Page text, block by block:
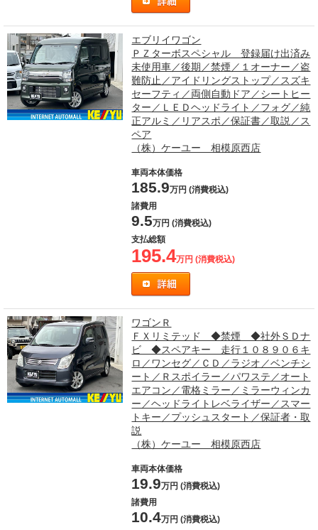
エブリイワゴン
ＰＺターボスペシャル 登録届け出済み
未使用車／後期／禁煙／１オーナー／盗
難防止／アイドリングストップ／スズキ
セーフティ／両側自動ドア／シートヒー
ター／ＬＥＤヘッドライト／フォグ／純
正アルミ／リアスポ／保証書／取説／ス
ペア
（株）ケーユー 相模原西店
車両本体価格
185.9万円 (消費税込)
諸費用
9.5万円 (消費税込)
支払総額
195.4万円 (消費税込)
ワゴンＲ
ＦＸリミテッド ◆禁煙 ◆社外ＳＤナ
ビ ◆スペアキー 走行１０８９０６キ
ロ／ワンセグ／ＣＤ／ラジオ／ベンチシ
ート／Ｒスポイラー／パワステ／オート
エアコン／電格ミラー／ミラーウィンカ
ー／ヘッドライトレベライザー／スマー
トキー／プッシュスタート／保証者・取
説
（株）ケーユー 相模原西店
車両本体価格
19.9万円 (消費税込)
諸費用
10.4万円 (消費税込)